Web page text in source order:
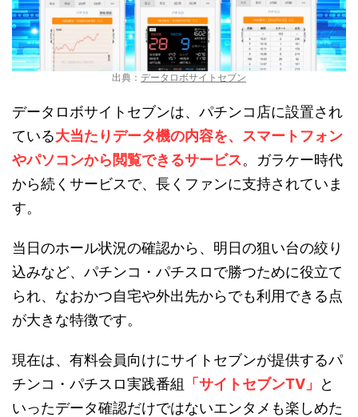
出典： データロボサイトセブン
データロボサイトセブンは、パチンコ店に設置され
ている大当たりデータ機の内容を、スマートフォン
やパソコンから閲覧できるサービス。ガラケー時代
から続くサービスで、長くファンに支持されていま
す。
当日のホール状況の確認から、明日の狙い台の絞り
込みなど、パチンコ・パチスロで勝つために役立て
られ、なおかつ自宅や外出先からでも利用できる点
が大きな特徴です。
現在は、有料会員向けにサイトセブンが提供するパ
チンコ・パチスロ実践番組 「サイトセブンTV」
と
いったデータ確認だけではないエンタメも楽しめた